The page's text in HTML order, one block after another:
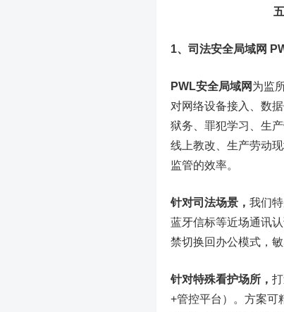
1、司法安全局域网
PWL安全局域网 为监
对网络设备接入、数
狱务、罪犯学习、生
线上教改、生产劳动
监管的效率。
针对司法场景， 我们
蓝牙信标等近场通讯
禁切换回办公模式，
针对特殊看护场所，
+管控平台）。方案可